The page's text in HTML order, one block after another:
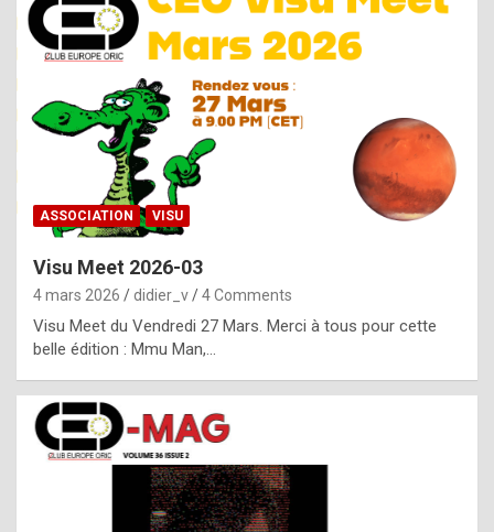
n
e
R
o
p
l
c
h
i
ASSOCIATION VISU
Visu Meet 2026-03
4 mars 2026 didier_v 4 Comments
Visu Meet du Vendredi 27 Mars. Merci à tous pour cette
belle édition : Mmu Man,…